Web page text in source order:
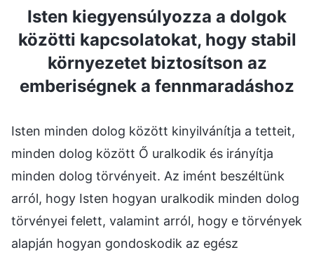
Isten kiegyensúlyozza a dolgok
közötti kapcsolatokat, hogy stabil
környezetet biztosítson az
emberiségnek a fennmaradáshoz
Isten minden dolog között kinyilvánítja a tetteit,
minden dolog között Ő uralkodik és irányítja
minden dolog törvényeit. Az imént beszéltünk
arról, hogy Isten hogyan uralkodik minden dolog
törvényei felett, valamint arról, hogy e törvények
alapján hogyan gondoskodik az egész